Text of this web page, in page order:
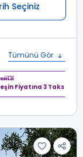
Seçiniz
Tümünü Gör
Fiyatına 3 Taksit